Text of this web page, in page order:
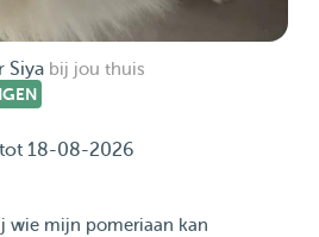
Siya bij jou thuis
18-08-2026
wie mijn pomeriaan kan